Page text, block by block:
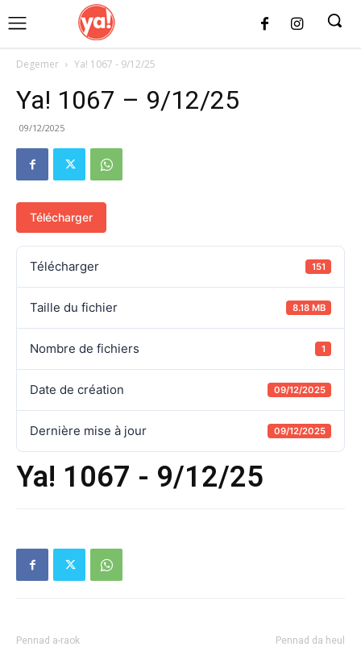
Degemer Ya! 1067 - 9/12/25
Ya! 1067 – 9/12/25
09/12/2025
Télécharger
Télécharger 151
Taille du fichier 8.18 MB
Nombre de fichiers 1
Date de création 09/12/2025
Dernière mise à jour 09/12/2025
Ya! 1067 - 9/12/25
Pennad a-raok Pennad da heul